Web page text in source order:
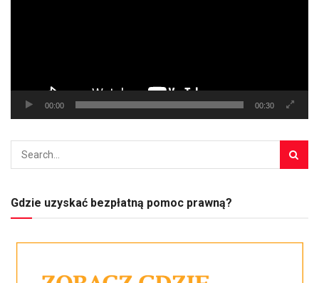
00:00 00:30
Gdzie uzyskać bezpłatną pomoc prawną?